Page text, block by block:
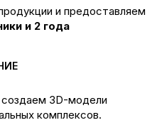
и предоставляем
и 2 года
3D-модели
комплексов.